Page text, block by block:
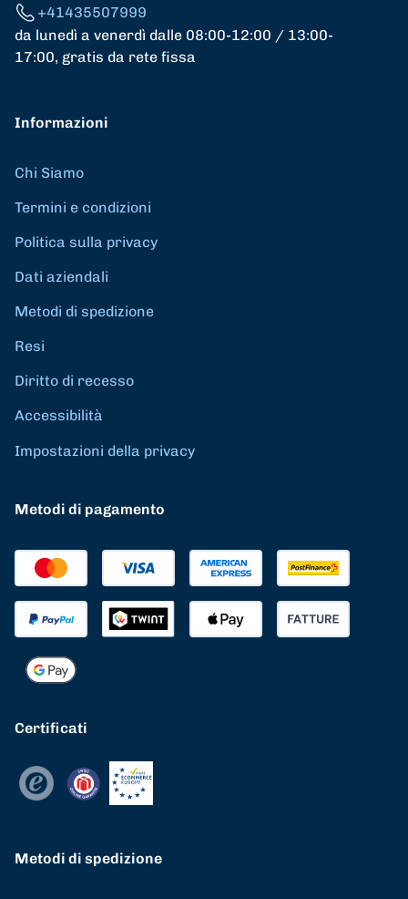
+41435507999
da lunedì a venerdì dalle 08:00-12:00 / 13:00-
17:00, gratis da rete fissa
Informazioni
Chi Siamo
Termini e condizioni
Politica sulla privacy
Dati aziendali
Metodi di spedizione
Resi
Diritto di recesso
Accessibilità
Impostazioni della privacy
Metodi di pagamento
Certificati
Metodi di spedizione